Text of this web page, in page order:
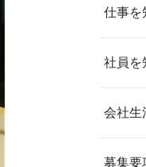
仕事を
社員を
会社生
募集要